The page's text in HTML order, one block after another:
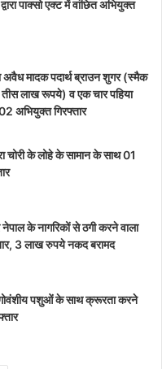
पाक्सो एक्ट में वांछित अभियुक्त
अवैध मादक पदार्थ ब्राउन शुगर (स्मैक
लाख रूपये) व एक चार पहिया
अभियुक्त गिरफ्तार
चोरी के लोहे के सामान के साथ 01
के नागरिकों से ठगी करने वाला
3 लाख रुपये नकद बरामद
गोवंशीय पशुओं के साथ क्रूरता करने